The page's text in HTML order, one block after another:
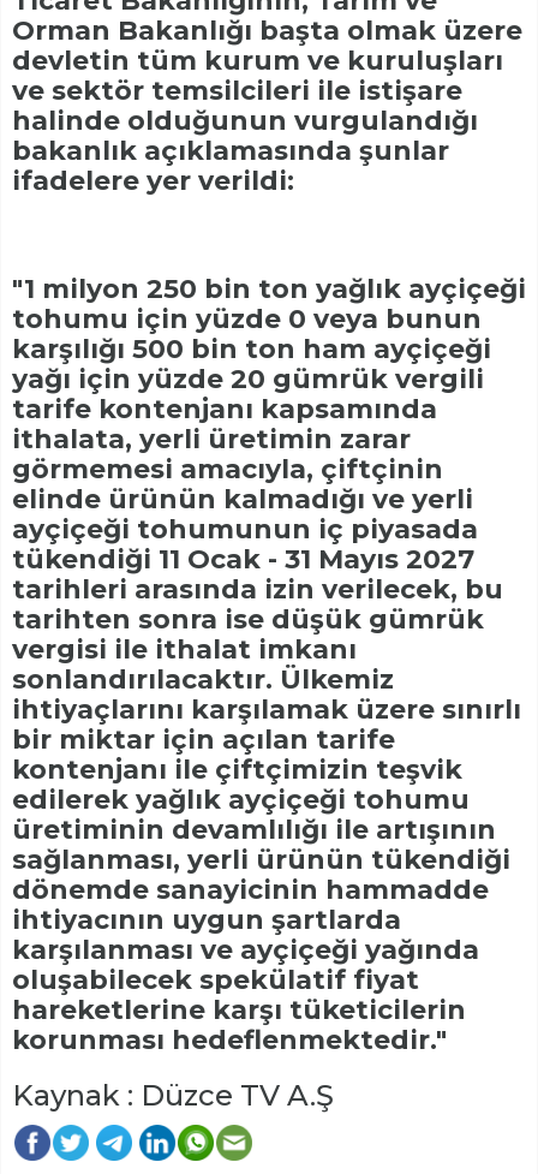
Orman Bakanlığı başta olmak üzere
devletin tüm kurum ve kuruluşları
ve sektör temsilcileri ile istişare
halinde olduğunun vurgulandığı
bakanlık açıklamasında şunlar
ifadelere yer verildi:
"1 milyon 250 bin ton yağlık ayçiçeği
tohumu için yüzde 0 veya bunun
karşılığı 500 bin ton ham ayçiçeği
yağı için yüzde 20 gümrük vergili
tarife kontenjanı kapsamında
ithalata, yerli üretimin zarar
görmemesi amacıyla, çiftçinin
elinde ürünün kalmadığı ve yerli
ayçiçeği tohumunun iç piyasada
tükendiği 11 Ocak - 31 Mayıs 2027
tarihleri arasında izin verilecek, bu
tarihten sonra ise düşük gümrük
vergisi ile ithalat imkanı
sonlandırılacaktır. Ülkemiz
ihtiyaçlarını karşılamak üzere sınırlı
bir miktar için açılan tarife
kontenjanı ile çiftçimizin teşvik
edilerek yağlık ayçiçeği tohumu
üretiminin devamlılığı ile artışının
sağlanması, yerli ürünün tükendiği
dönemde sanayicinin hammadde
ihtiyacının uygun şartlarda
karşılanması ve ayçiçeği yağında
oluşabilecek spekülatif fiyat
hareketlerine karşı tüketicilerin
korunması hedeflenmektedir."
Kaynak : Düzce TV A.Ş